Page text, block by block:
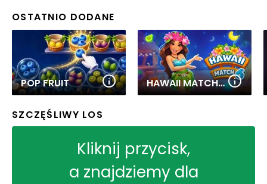
OSTATNIO DODANE
POP FRUIT HAWAII MATCH 6
SZCZĘŚLIWY LOS
Kliknij przycisk,
a znajdziemy dla